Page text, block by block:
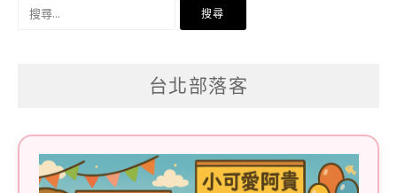
搜
台北部落客